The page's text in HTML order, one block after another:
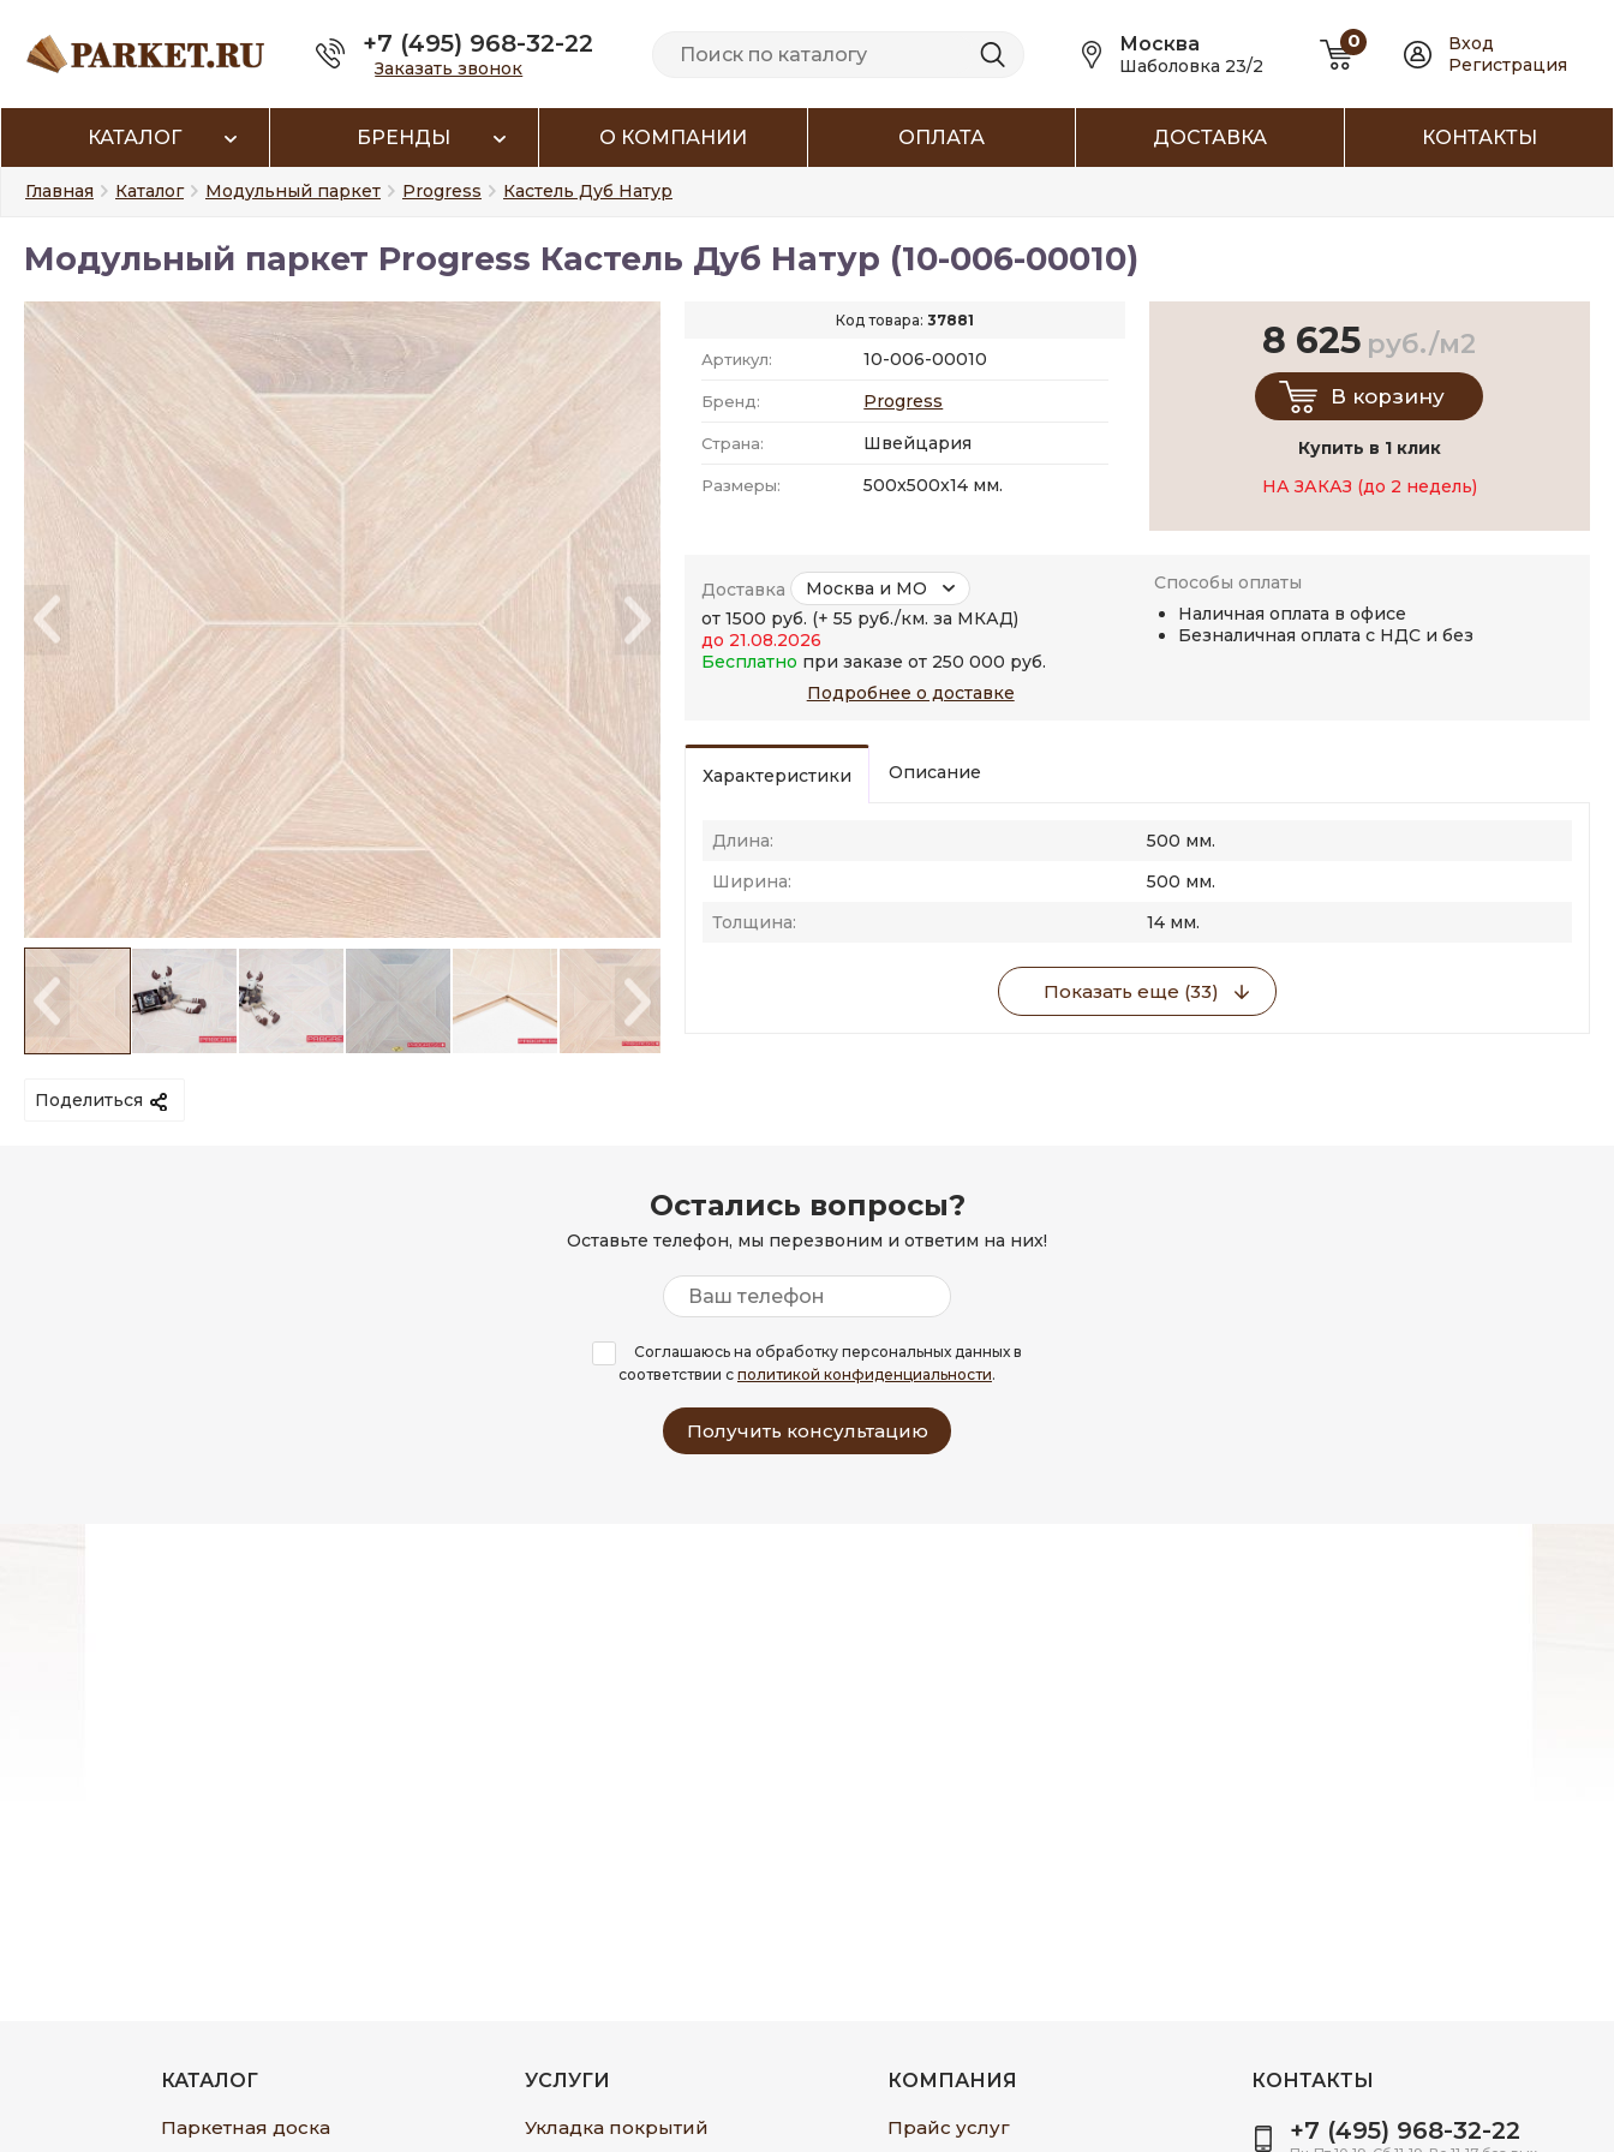
+7 (495) 968-32-22
Заказать звонок
Москва
Шаболовка 23/2
0
Вход
Регистрация
КАТАЛОГ БРЕНДЫ О КОМПАНИИ ОПЛАТА ДОСТАВКА КОНТАКТЫ
Главная Каталог Модульный паркет Progress Кастель Дуб Натур
Модульный паркет Progress Кастель Дуб Натур (10-006-00010)
Поделиться
Код товара: 37881
Артикул: 10-006-00010
Бренд: Progress
Страна: Швейцария
Размеры: 500x500x14 мм.
8 625 руб./м2
В корзину
Купить в 1 клик
НА ЗАКАЗ (до 2 недель)
Доставка
Москва и МО
от 1500 руб. (+ 55 руб./км. за МКАД)
до 21.08.2026
Бесплатно при заказе от 250 000 руб.
Подробнее о доставке
Способы оплаты
Наличная оплата в офисе
Безналичная оплата с НДС и без
Характеристики Описание
Длина:
500 мм.
Ширина:
500 мм.
Толщина:
14 мм.
Показать еще (33)
Остались вопросы?
Оставьте телефон, мы перезвоним и ответим на них!
Соглашаюсь на обработку персональных данных в
соответствии с политикой конфиденциальности.
Получить консультацию
КАТАЛОГ
Паркетная доска
УСЛУГИ
Укладка покрытий
КОМПАНИЯ
Прайс услуг
КОНТАКТЫ
+7 (495) 968-32-22